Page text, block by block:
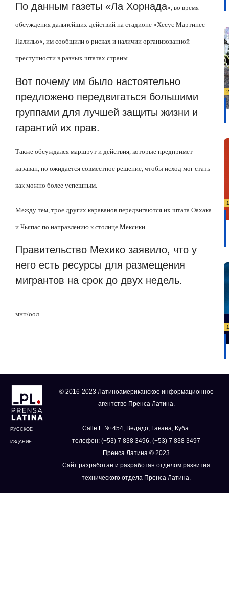
По данным газеты «Ла Хорнада«, во время
обсуждения дальнейших действий на стадионе «Хесус Мартинес
Палильо«, им сообщили о рисках и наличии организованной
преступности в разных штатах страны.
Вот почему им было настоятельно
предложено передвигаться большими
группами для лучшей защиты жизни и
гарантий их прав.
Также обсуждался маршрут и действия, которые предпримет
караван, но ожидается совместное решение, чтобы исход мог стать
как можно более успешным.
Между тем, трое других караванов передвигаются их штата Оахака
и Чьяпас по направлению к столице Мексики.
Правительство Мехико заявило, что у
него есть ресурсы для размещения
мигрантов на срок до двух недель.
мнп/оол
РУССКОЕ
ИЗДАНИЕ
© 2016-2023 Латиноамериканское информационное
агентство Пренса Латина.
Calle E № 454, Ведадо, Гавана, Куба.
телефон: (+53) 7 838 3496, (+53) 7 838 3497
Пренса Латина © 2023
Сайт разработан и разработан отделом развития
технического отдела Пренса Латина.